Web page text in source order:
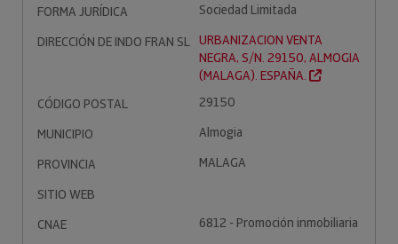
FORMA JURÍDICA
Sociedad Limitada
DIRECCIÓN DE INDO FRAN SL URBANIZACION VENTA
NEGRA, S/N. 29150, ALMOGIA
(MALAGA). ESPAÑA.
CÓDIGO POSTAL
29150
MUNICIPIO
Almogia
PROVINCIA
MALAGA
SITIO WEB
CNAE
6812 - Promoción inmobiliaria